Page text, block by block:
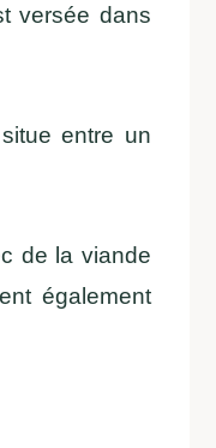
versée dans
entre un
de la viande
également